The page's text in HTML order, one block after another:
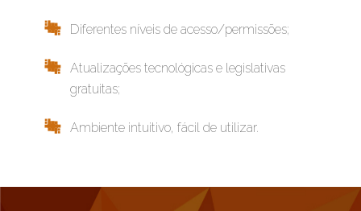
Diferentes níveis de acesso/permissões;
Atualizações tecnológicas e legislativas
gratuitas;
Ambiente intuitivo, fácil de utilizar.